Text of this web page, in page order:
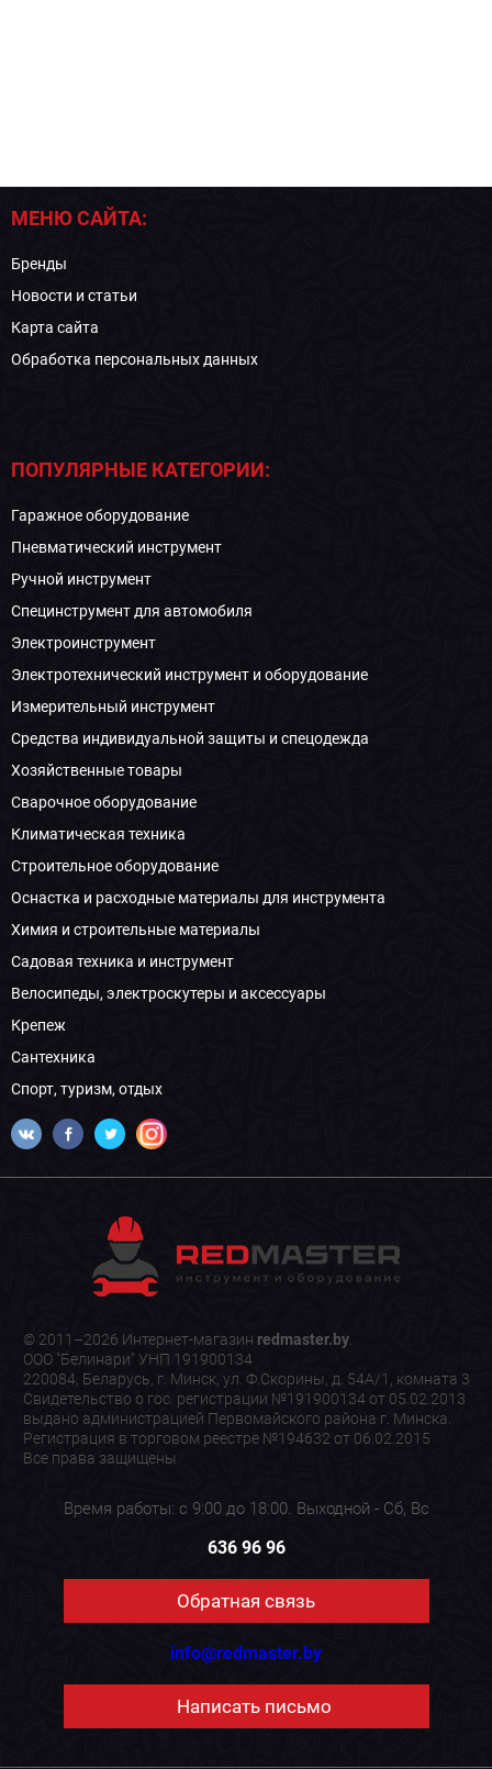
МЕНЮ САЙТА:
Бренды
Новости и статьи
Карта сайта
Обработка персональных данных
ПОПУЛЯРНЫЕ КАТЕГОРИИ:
Гаражное оборудование
Пневматический инструмент
Ручной инструмент
Специнструмент для автомобиля
Электроинструмент
Электротехнический инструмент и оборудование
Измерительный инструмент
Средства индивидуальной защиты и спецодежда
Хозяйственные товары
Сварочное оборудование
Климатическая техника
Строительное оборудование
Оснастка и расходные материалы для инструмента
Химия и строительные материалы
Садовая техника и инструмент
Велосипеды, электроскутеры и аксессуары
Крепеж
Сантехника
Спорт, туризм, отдых
© 2011–2026 Интернет-магазин redmaster.by.
ООО "Белинари" УНП 191900134
220084, Беларусь, г. Минск, ул. Ф.Скорины, д. 54А/1, комната 3
Свидетельство о гос. регистрации №191900134 от 05.02.2013
выдано администрацией Первомайского района г. Минска.
Регистрация в торговом реестре №194632 от 06.02.2015
Все права защищены
Время работы: с 9:00 до 18:00. Выходной - Сб, Вс
636 96 96
Обратная связь
info@redmaster.by
Написать письмо